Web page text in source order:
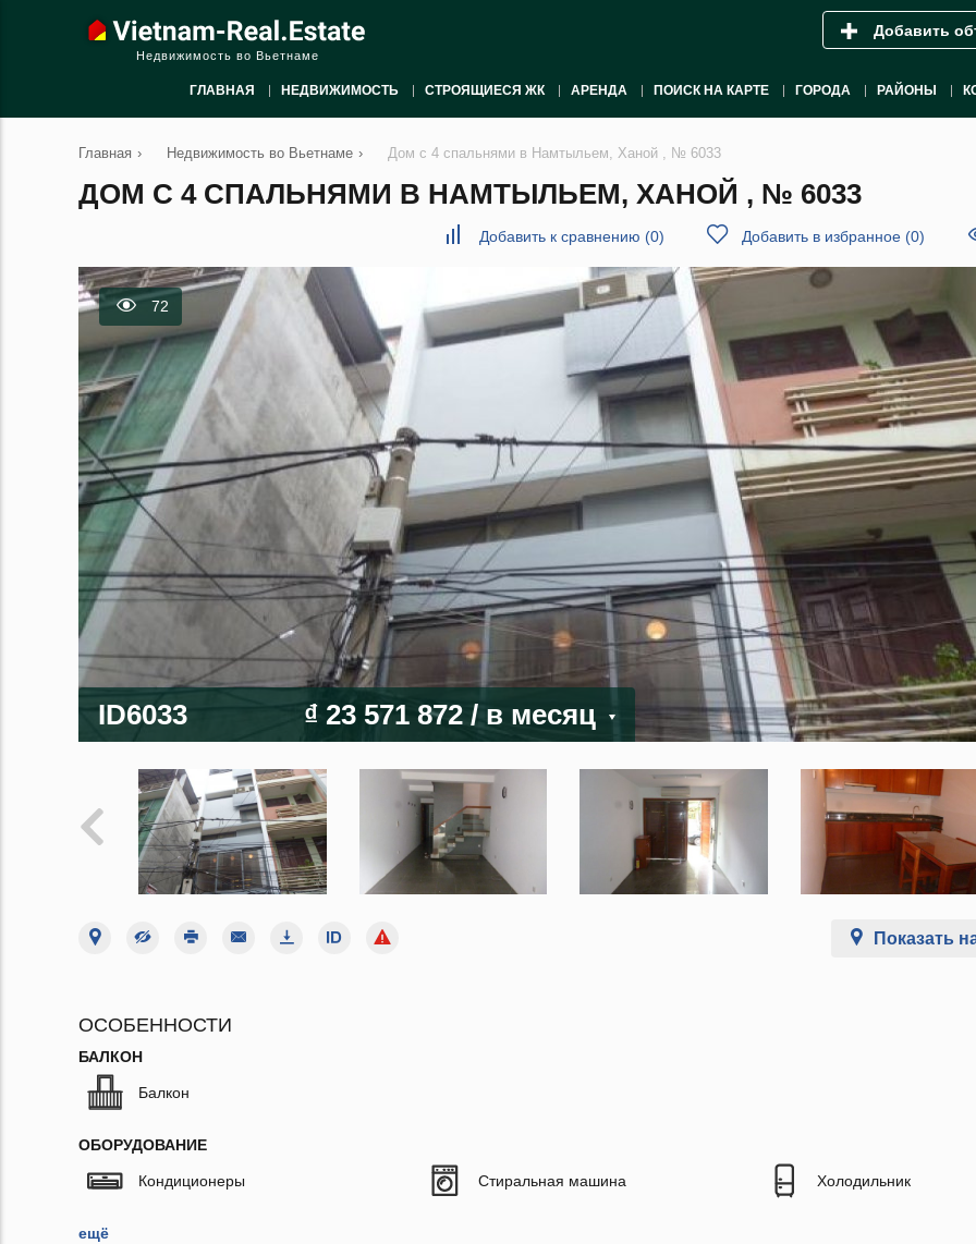
Недвижимость во Вьетнаме
Добавить
ГЛАВНАЯ НЕДВИЖИМОСТЬ СТРОЯЩИЕСЯ ЖК АРЕНДА ПОИСК НА КАРТЕ ГОРОДА РАЙОНЫ
Главная › Недвижимость во Вьетнаме › Дом с 4 спальнями в Намтыльем, Ханой , № 6033
ДОМ С 4 СПАЛЬНЯМИ В НАМТЫЛЬЕМ, ХАНОЙ , № 6033
Добавить к сравнению (0) Добавить в избранное (0)
72
ID6033 ₫ 23 571 872 / в месяц
Показать
ОСОБЕННОСТИ
БАЛКОН
Балкон
ОБОРУДОВАНИЕ
Кондиционеры Стиральная машина Холодильник
ещё